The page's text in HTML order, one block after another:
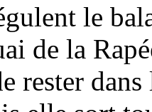
le
de la
rester